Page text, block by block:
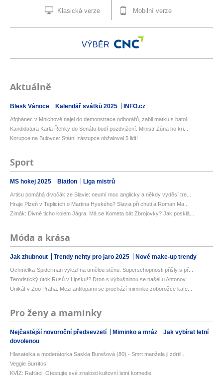
Klasická verze Mobilní verze
VÝBĚR
Aktuálně
Blesk Vánoce Kalendář svátků 2025 INFO.cz
Afghánec v Mnichově najel do demonstrace odborářů, zabil matku s batol...
Kandidatura Karla Řehky do Senátu budí pozdvižení. Ministr Zůna ho kri...
Korupce na Bulovce: Státní zástupce obžaloval 5 lidí!
Sport
MS hokej 2025 Biatlon Liga mistrů
Artisu pomáhá divočák ze Slavie: neumí moc anglicky a někdy vyděsí tre...
Hraje Plzeň v Teplicích o Martina Hyského? Slavia při chuti a Roman Ma...
Zimák: Divné ticho kolem Jágra. Má se Kometa bát Zbrojovky? Jak posklá...
Móda a krása
Jak zhubnout Trendy nehty pro jaro 2025 Nové make-up trendy
Ochmelka-Spiderman vylezl na umělou stěnu: Superschopnosti přišly s př...
Teroristický útok Rusů v Lipsku!? Dron s výbušninou se našel u Antonov...
Unikát v Zoo Praha: Mezi antilopami se prochází miminko zoborožce kafe...
Pro ženy a maminky
Nejčastější novoroční předsevzetí Miminko a mráz
Jak vybírat letní
dovolenou
Hlasatelka a moderátorka Saskia Burešová (80) - Smrt manžela ji zdrtil...
Veggie Burritos
KVÍZ: Rafťáci. Otestujte své znalosti kultovní letní komedie